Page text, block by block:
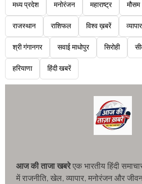
मध्य प्रदेश मनोरंजन महाराष्ट्र मौसम
राजस्थान राशिफल विश्व ख़बरें व्यापार
श्री गंगानगर सवाई माधोपुर सिरोही
हरियाणा हिंदी खबरें
आज की ताजा खबरेएक भारतीय हिंदी
में राजनीति, खेल, व्यापार, मनोरंजन और